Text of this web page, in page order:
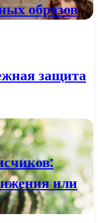
образов
защита
или